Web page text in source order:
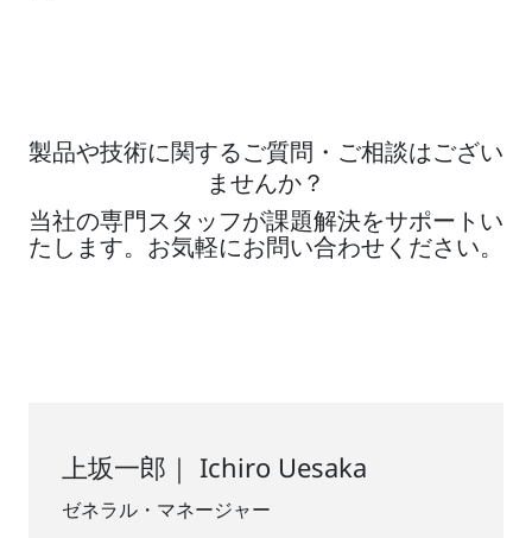
製品や技術に関するご質問・ご相談はござい
ませんか？
当社の専門スタッフが課題解決をサポートい
たします。お気軽にお問い合わせください。
上坂一郎｜ Ichiro Uesaka
ゼネラル・マネージャー